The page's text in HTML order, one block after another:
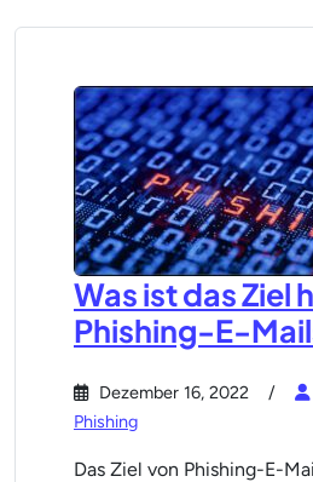
Was ist das Ziel
Phishing-E-
Dezember 16, 2022
Phishing
Das Ziel von Phishing-E-